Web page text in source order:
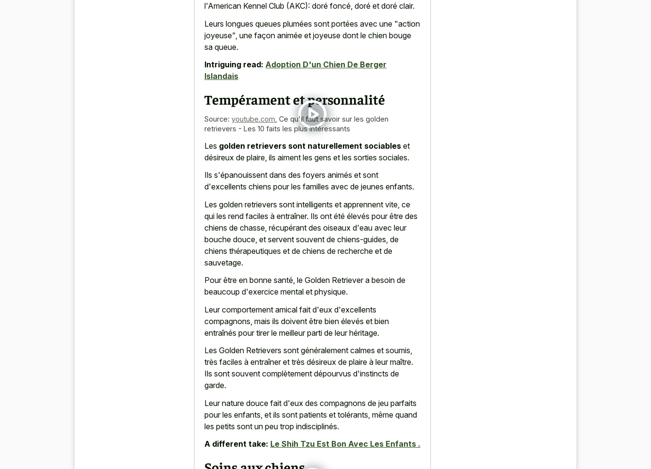
l'American Kennel Club (AKC): doré foncé, doré et doré clair.
Leurs longues queues plumées sont portées avec une "action
joyeuse", une façon animée et joyeuse dont le chien bouge
sa queue.
Intriguing read: Adoption D'un Chien De Berger
Islandais
Tempérament et personnalité
Source: youtube.com Ce qu'il faut savoir sur les golden
retrievers - Les 10 faits les plus intéressants
Les golden retrievers sont naturellement sociables et
désireux de plaire, ils aiment les gens et les sorties sociales.
Ils s'épanouissent dans des foyers animés et sont
d'excellents chiens pour les familles avec de jeunes enfants.
Les golden retrievers sont intelligents et apprennent vite, ce
qui les rend faciles à entraîner. Ils ont été élevés pour être des
chiens de chasse, récupérant des oiseaux d'eau avec leur
bouche douce, et servent souvent de chiens-guides, de
chiens thérapeutiques et de chiens de recherche et de
sauvetage.
Pour être en bonne santé, le Golden Retriever a besoin de
beaucoup d'exercice mental et physique.
Leur comportement amical fait d'eux d'excellents
compagnons, mais ils doivent être bien élevés et bien
entraînés pour tirer le meilleur parti de leur héritage.
Les Golden Retrievers sont généralement calmes et soumis,
très faciles à entraîner et très désireux de plaire à leur maître.
Ils sont souvent complètement dépourvus d'instincts de
garde.
Leur nature douce fait d'eux des compagnons de jeu parfaits
pour les enfants, et ils sont patients et tolérants, même quand
les petits sont un peu trop indisciplinés.
A different take: Le Shih Tzu Est Bon Avec Les Enfants .